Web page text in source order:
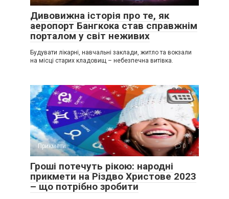
Дивовижна історія про те, як
аеропорт Бангкока став справжнім
порталом у світ неживих
Будувати лікарні, навчальні заклади, житло та вокзали
на місці старих кладовищ – небезпечна витівка.
Прикмети 0
Гроші потечуть рікою: народні
прикмети на Різдво Христове 2023
– що потрібно зробити